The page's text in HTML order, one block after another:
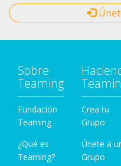
Sobre
Teaming
Fundación
Teaming
¿Qué es
Teaming?
Crea tu
Grupo
Únete a
Grupo